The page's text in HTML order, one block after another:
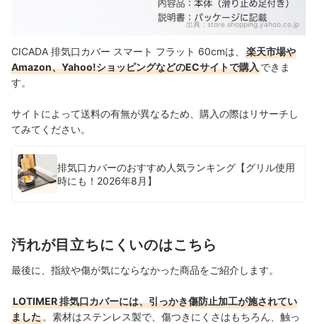
出典： store.shopping.yahoo.co.jp
CICADA 排気口カバー スマート フラット 60cmは、
楽天市場や
Amazon、Yahoo!ショッピングなどのECサイトで購入できま
す。
サイトによって送料の有無が異なるため、購入の際はリサーチし
てみてください。
排気口カバーのおすすめ人気ランキング【グリル使用
時にも！2026年8月】
汚れが目立ちにくいのはこちら
最後に、指紋や傷が気にならなかった商品をご紹介します。
LOTIMER 排気口カバーには、引っかき傷防止加工が施されてい
ました 。素材はステンレス製で、傷つきにくさはもちろん、触っ